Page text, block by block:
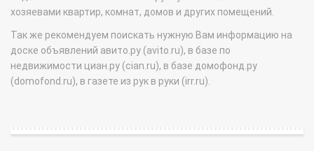
хозяевами квартир, комнат, домов и других помещений.
Так же рекомендуем поискать нужную Вам информацию на
доске объявлений авито.ру (avito.ru), в базе по
недвижимости циан.ру (cian.ru), в базе домофонд.ру
(domofond.ru), в газете из рук в руки (irr.ru).